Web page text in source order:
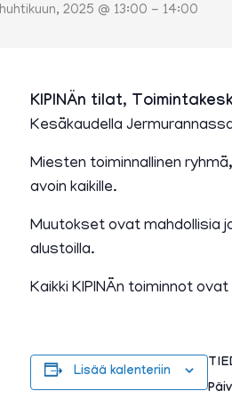
2025 @ 13:00 - 14:00
KIPINÄn tilat,
Kesäkaudella
Miesten toiminnallinen
avoin kaikille.
Muutokset ovat mahdollisia
alustoilla.
Kaikki KIPINÄn toiminnot
Lisää kalenteriin